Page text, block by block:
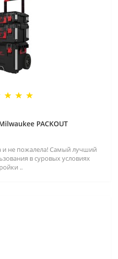
PACKOUT
и не пожалела! Самый лучший
в суровых условиях
..